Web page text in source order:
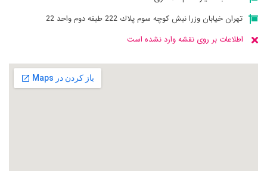
تهران خيابان وزرا نبش كوچه سوم پلاك 222 طبقه دوم واحد 22
اطلاعات بر روی نقشه وارد نشده است